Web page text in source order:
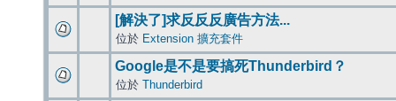
[解決了]求反反反廣告方法...
位於 Extension 擴充套件
Google是不是要搞死Thunderbird？
位於 Thunderbird